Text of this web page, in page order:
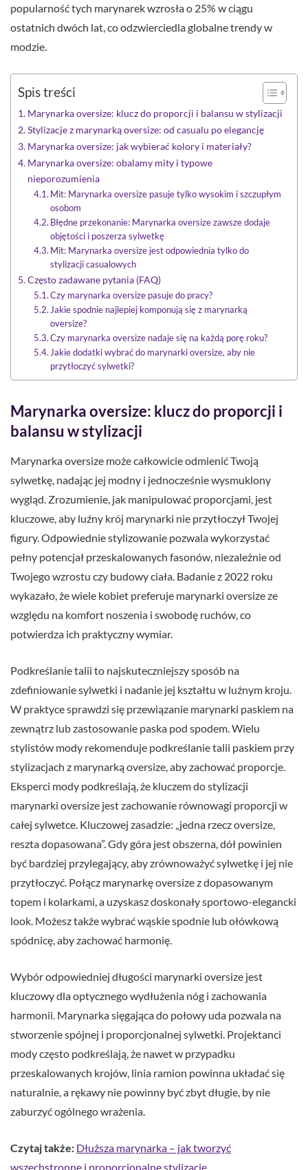
popularność tych marynarek wzrosła o 25% w ciągu
ostatnich dwóch lat, co odzwierciedla globalne trendy w
modzie.
Spis treści
Marynarka oversize: klucz do proporcji i balansu w stylizacji
Stylizacje z marynarką oversize: od casualu po elegancję
Marynarka oversize: jak wybierać kolory i materiały?
Marynarka oversize: obalamy mity i typowe
nieporozumienia
Mit: Marynarka oversize pasuje tylko wysokim i szczupłym
osobom
Błędne przekonanie: Marynarka oversize zawsze dodaje
objętości i poszerza sylwetkę
Mit: Marynarka oversize jest odpowiednia tylko do
stylizacji casualowych
Często zadawane pytania (FAQ)
Czy marynarka oversize pasuje do pracy?
Jakie spodnie najlepiej komponują się z marynarką
oversize?
Czy marynarka oversize nadaje się na każdą porę roku?
Jakie dodatki wybrać do marynarki oversize, aby nie
przytłoczyć sylwetki?
Marynarka oversize: klucz do proporcji i
balansu w stylizacji
Marynarka oversize może całkowicie odmienić Twoją
sylwetkę, nadając jej modny i jednocześnie wysmuklony
wygląd. Zrozumienie, jak manipulować proporcjami, jest
kluczowe, aby luźny krój marynarki nie przytłoczył Twojej
figury. Odpowiednie stylizowanie pozwala wykorzystać
pełny potencjał przeskalowanych fasonów, niezależnie od
Twojego wzrostu czy budowy ciała. Badanie z 2022 roku
wykazało, że wiele kobiet preferuje marynarki oversize ze
względu na komfort noszenia i swobodę ruchów, co
potwierdza ich praktyczny wymiar.
Podkreślanie talii to najskuteczniejszy sposób na
zdefiniowanie sylwetki i nadanie jej kształtu w luźnym kroju.
W praktyce sprawdzi się przewiązanie marynarki paskiem na
zewnątrz lub zastosowanie paska pod spodem. Wielu
stylistów mody rekomenduje podkreślanie talii paskiem przy
stylizacjach z marynarką oversize, aby zachować proporcje.
Eksperci mody podkreślają, że kluczem do stylizacji
marynarki oversize jest zachowanie równowagi proporcji w
całej sylwetce. Kluczowej zasadzie: „jedna rzecz oversize,
reszta dopasowana”. Gdy góra jest obszerna, dół powinien
być bardziej przylegający, aby zrównoważyć sylwetkę i jej nie
przytłoczyć. Połącz marynarkę oversize z dopasowanym
topem i kolarkami, a uzyskasz doskonały sportowo-elegancki
look. Możesz także wybrać wąskie spodnie lub ołówkową
spódnicę, aby zachować harmonię.
Wybór odpowiedniej długości marynarki oversize jest
kluczowy dla optycznego wydłużenia nóg i zachowania
harmonii. Marynarka sięgająca do połowy uda pozwala na
stworzenie spójnej i proporcjonalnej sylwetki. Projektanci
mody często podkreślają, że nawet w przypadku
przeskalowanych krojów, linia ramion powinna układać się
naturalnie, a rękawy nie powinny być zbyt długie, by nie
zaburzyć ogólnego wrażenia.
Czytaj także: Dłuższa marynarka – jak tworzyć
wszechstronne i proporcjonalne stylizacje